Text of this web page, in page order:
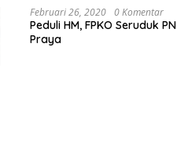
Februari 26, 2020 0 Komentar
Peduli HM, FPKO Seruduk PN
Praya